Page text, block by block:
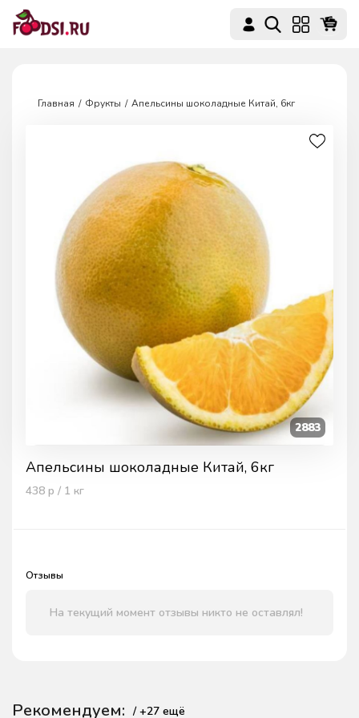
Главная Фрукты Апельсины шоколадные Китай, 6кг
Апельсины шоколадные Китай, 6кг
438 р / 1 кг
2883
Отзывы
На текущий момент отзывы никто не оставлял!
Рекомендуем: / +27 ещё